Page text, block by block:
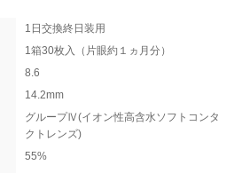
1日交換終日装用
1箱30枚入（片眼約１ヵ月分）
8.6
14.2mm
グループⅣ(イオン性高含水ソフトコンタ
クトレンズ)
55%